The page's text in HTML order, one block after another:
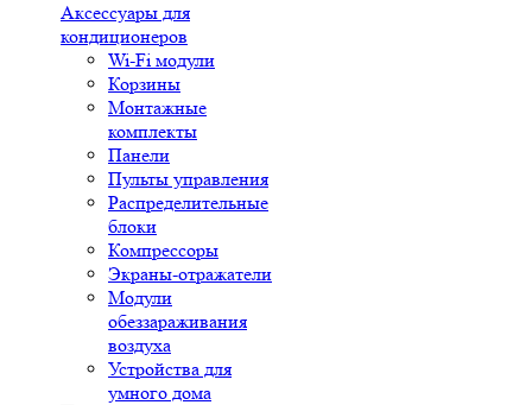
Аксессуары для
кондиционеров
Wi-Fi модули
Корзины
Монтажные
комплекты
Панели
Пульты управления
Распределительные
блоки
Компрессоры
Экраны-отражатели
Модули
обеззараживания
воздуха
Устройства для
умного дома